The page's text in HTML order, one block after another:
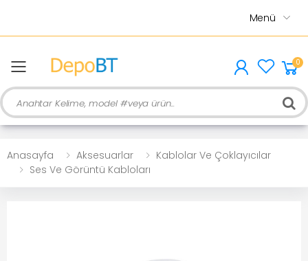
Menü
menu 0
Ara
Anasayfa Aksesuarlar
Kablolar Ve Çoklayıcılar
Ses Ve Görüntü Kabloları